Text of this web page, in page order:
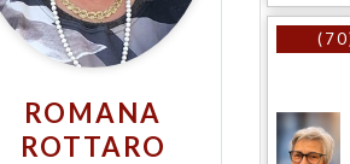
ROMANA
ROTTARO